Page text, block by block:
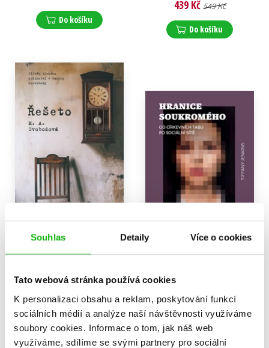
Souhlas Detaily Více o cookies
Tato webová stránka používá cookies
K personalizaci obsahu a reklam, poskytování funkcí
sociálních médií a analýze naší návštěvnosti využíváme
soubory cookies. Informace o tom, jak náš web
využíváme, sdílíme se svými partnery pro sociální
Do košíku
439 Kč 549 Kč
Do košíku
Řešeto
319 Kč399 Kč
Do košíku
Hranice soukromého
359 Kč
Do košíku